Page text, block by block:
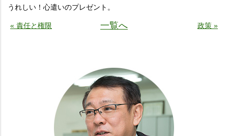
うれしい！心遣いのプレゼント。
« 責任と権限 一覧へ 政策 »